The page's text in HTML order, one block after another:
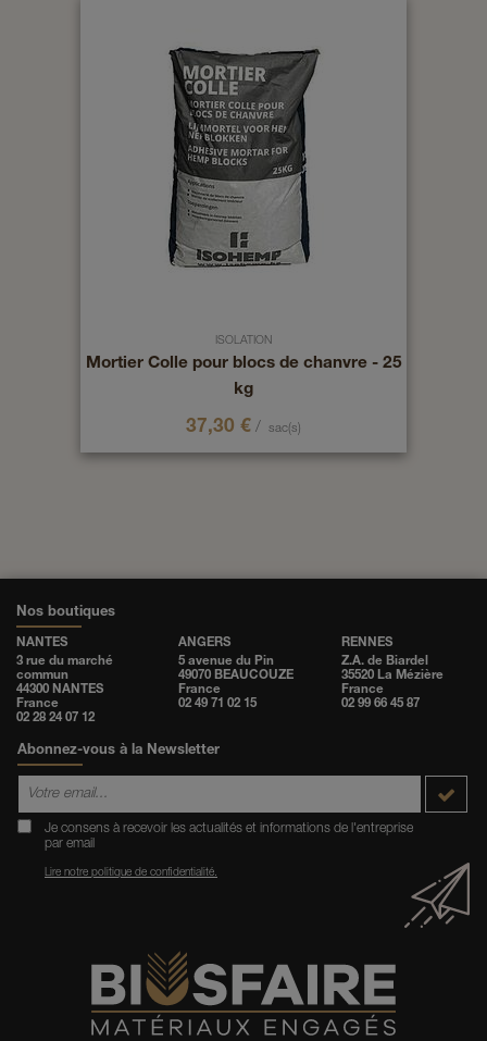
ISOLATION
Mortier Colle pour blocs de chanvre - 25
kg
37,30 € / sac(s)
Nos boutiques
NANTES
3 rue du marché
commun
44300 NANTES
France
02 28 24 07 12
ANGERS
5 avenue du Pin
49070 BEAUCOUZE
France
02 49 71 02 15
RENNES
Z.A. de Biardel
35520 La Mézière
France
02 99 66 45 87
Abonnez-vous à la Newsletter
Je consens à recevoir les actualités et informations de l'entreprise
par email
Lire notre politique de confidentialité.